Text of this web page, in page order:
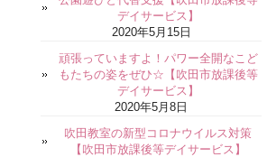
デイサービス】
2020年5月15日
頑張っていますよ！パワー全開なこど
もたちの姿をぜひ☆【吹田市放課後等
デイサービス】
2020年5月8日
吹田教室の新型コロナウイルス対策
【吹田市放課後等デイサービス】